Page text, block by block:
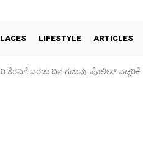
LIFESTYLE ARTICLES
ತೆರವಿಗೆ ಎರಡು ದಿನ ಗಡುವು: ಪೊಲೀಸ್ ಎಚ್ಚರಿಕೆ
ಶಿಬಿರ: ಕೃಷಿ ವಿದ್ಯಾರ್ಥಿಗಳಿಂದ ಉಚಿತ ಚಿಕಿತ್ಸೆ